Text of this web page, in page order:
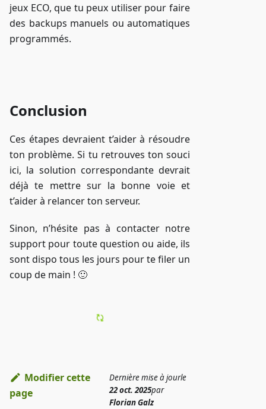
jeux ECO, que tu peux utiliser pour faire
des backups manuels ou automatiques
programmés.
Conclusion
Ces étapes devraient t’aider à résoudre
ton problème. Si tu retrouves ton souci
ici, la solution correspondante devrait
déjà te mettre sur la bonne voie et
t’aider à relancer ton serveur.
Sinon, n’hésite pas à contacter notre
support pour toute question ou aide, ils
sont dispo tous les jours pour te filer un
coup de main ! 🙂
Modifier cette
page
Dernière mise à jourle
22 oct. 2025par
Florian Galz